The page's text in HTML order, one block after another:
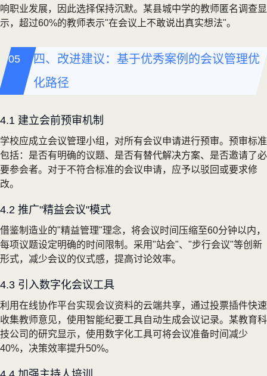
响职业发展，因此选择保持沉默。某县城中学的教师匿名调查显
示，超过60%的教师表示"在会议上不敢说出真实想法"。
四、改进建议：基于优秀案例的会议管理优
化路径
4.1 建立会前预审机制
学校应成立会议管理小组，对所有会议申请进行预审。预审标准
包括：是否有明确的议题、是否有替代解决方案、是否邀请了必
要参会者。对于不符合标准的会议申请，应予以驳回或要求修
改。
4.2 推广"精益会议"模式
借鉴制造业的"精益管理"理念，将会议时间压缩至60分钟以内，
每项议题设定明确的时间限制。采用"站会"、"步行会议"等创新
形式，减少会议的仪式感，提高讨论效率。
4.3 引入数字化会议工具
利用在线协作平台实现会议资料的云端共享，通过投票插件快速
收集教师意见，使用智能纪要工具自动生成会议记录。某教育科
技公司的研究显示，使用数字化工具可将会议准备时间减少
40%，决策效率提升50%。